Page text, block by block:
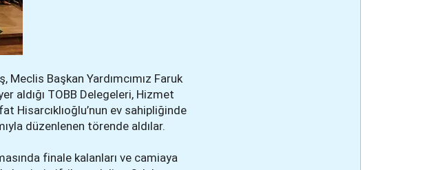
Meclis Başkan Yardımcımız Faruk
aldığı TOBB Delegeleri, Hizmet
Hisarcıklıoğlu’nun ev sahipliğinde
düzenlenen törende aldılar.
finale kalanları ve camiaya